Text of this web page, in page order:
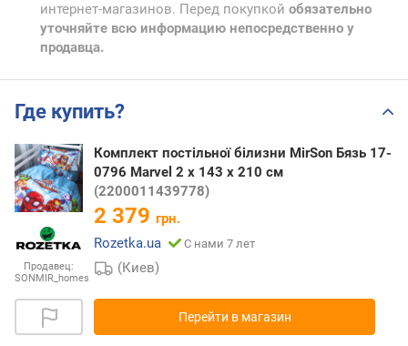
интернет-магазинов. Перед покупкой обязательно
уточняйте всю информацию непосредственно у
продавца.
Где купить?
Продавец:
SONMIR_homes
Комплект постільної білизни MirSon Бязь 17-
0796 Marvel 2 x 143 x 210 см
(2200011439778)
2 379 грн.
Rozetka.ua
С нами 7 лет
(Киев)
Перейти в магазин